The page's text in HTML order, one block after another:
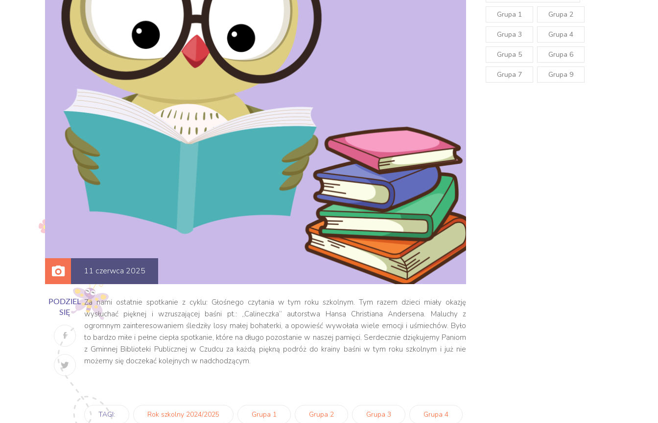
11 czerwca 2025
PODZIEL
SIĘ
Za nami ostatnie spotkanie z cyklu: Głośnego czytania w tym roku szkolnym. Tym razem dzieci miały okazję
wysłuchać pięknej i wzruszającej baśni pt.: „Calineczka” autorstwa Hansa Christiana Andersena. Maluchy z
ogromnym zainteresowaniem śledziły losy małej bohaterki, a opowieść wywołała wiele emocji i uśmiechów. Było
to bardzo miłe i pełne ciepła spotkanie, które na długo pozostanie w naszej pamięci. Serdecznie dziękujemy Paniom
z Gminnej Biblioteki Publicznej w Czudcu za każdą piękną podróż do krainy baśni w tym roku szkolnym i już nie
możemy się doczekać kolejnych w nadchodzącym.
TAGI: Rok szkolny 2024/2025 Grupa 1 Grupa 2 Grupa 3 Grupa 4
Grupa 1 Grupa 2
Grupa 3 Grupa 4
Grupa 5 Grupa 6
Grupa 7 Grupa 9